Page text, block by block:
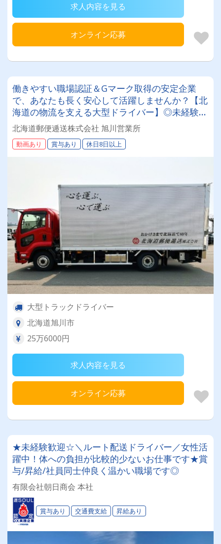
求人内容を見る
オンライン応募
働きやすい職場認証＆Gマーク取得の安定企業
で、あなたも長く安心して活躍しませんか？【北
海道の物流を支える大型ドライバー】◎未経験歓
迎◎残業月平均8～9時間◎賞与年3回（昨年度実
績：計4.05ヶ月分）◎カゴ台車メイン
北海道郵便逓送株式会社 旭川営業所
動画あり 賞与あり 休日8日以上
大型トラックドライバー
北海道旭川市
25万6000円
求人内容を見る
オンライン応募
★未経験歓迎☆＼ルート配送ドライバー／女性活
躍中！体への負担が比較的少ないお仕事です★賞
与/昇給/社員同士仲良く温かい職場です◎
有限会社朝日商会 本社
賞与あり 交通費支給 昇給あり